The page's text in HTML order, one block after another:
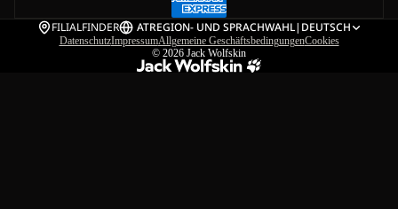
FILIALFINDER ATREGION- UND SPRACHWAHL| DEUTSCH
DatenschutzImpressumAllgemeine GeschäftsbedingungenCookies
© 2026 Jack Wolfskin